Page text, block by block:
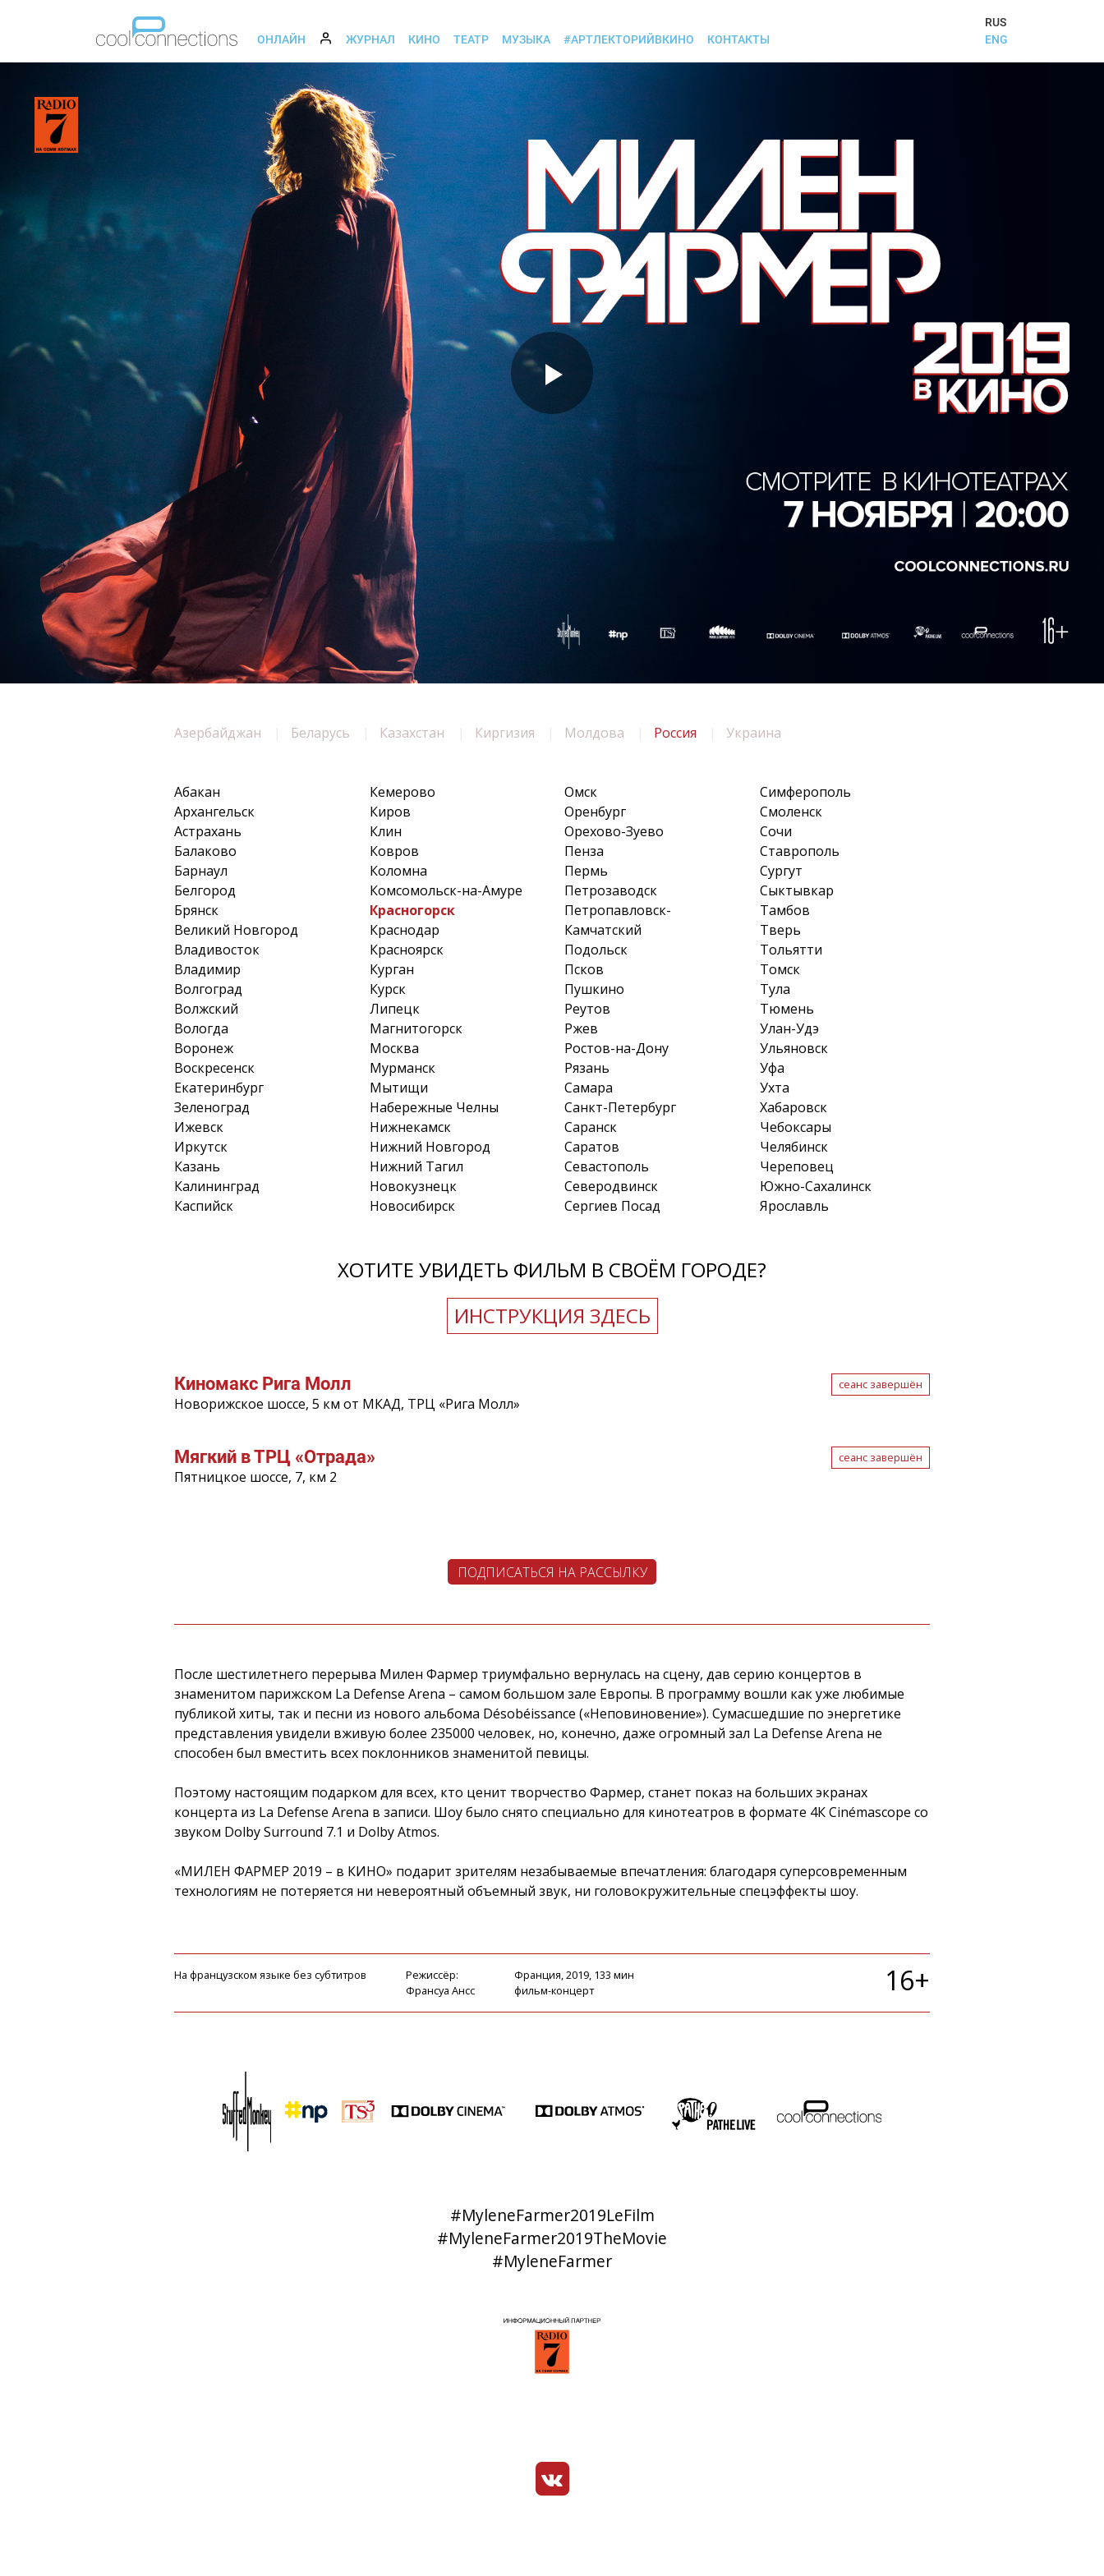
ОНЛАЙН ЖУРНАЛ КИНО ТЕАТР МУЗЫКА #АРТЛЕКТОРИЙВКИНО КОНТАКТЫ
RUS
ENG
Азербайджан Беларусь Казахстан Киргизия Молдова Россия Украина
Абакан
Архангельск
Астрахань
Балаково
Барнаул
Белгород
Брянск
Великий Новгород
Владивосток
Владимир
Волгоград
Волжский
Вологда
Воронеж
Воскресенск
Екатеринбург
Зеленоград
Ижевск
Иркутск
Казань
Калининград
Каспийск
Кемерово
Киров
Клин
Ковров
Коломна
Комсомольск-на-Амуре
Красногорск
Краснодар
Красноярск
Курган
Курск
Липецк
Магнитогорск
Москва
Мурманск
Мытищи
Набережные Челны
Нижнекамск
Нижний Новгород
Нижний Тагил
Новокузнецк
Новосибирск
Омск
Оренбург
Орехово-Зуево
Пенза
Пермь
Петрозаводск
Петропавловск-
Камчатский
Подольск
Псков
Пушкино
Реутов
Ржев
Ростов-на-Дону
Рязань
Самара
Санкт-Петербург
Саранск
Саратов
Севастополь
Северодвинск
Сергиев Посад
Симферополь
Смоленск
Сочи
Ставрополь
Сургут
Сыктывкар
Тамбов
Тверь
Тольятти
Томск
Тула
Тюмень
Улан-Удэ
Ульяновск
Уфа
Ухта
Хабаровск
Чебоксары
Челябинск
Череповец
Южно-Сахалинск
Ярославль
ХОТИТЕ УВИДЕТЬ ФИЛЬМ В СВОЁМ ГОРОДЕ?
ИНСТРУКЦИЯ ЗДЕСЬ
Киномакс Рига Молл
Новорижское шоссе, 5 км от МКАД, ТРЦ «Рига Молл»
сеанс завершён
Мягкий в ТРЦ «Отрада»
Пятницкое шоссе, 7, км 2
сеанс завершён
ПОДПИСАТЬСЯ НА РАССЫЛКУ
После шестилетнего перерыва Милен Фармер триумфально вернулась на сцену, дав серию концертов в
знаменитом парижском La Defense Arena – самом большом зале Европы. В программу вошли как уже любимые
публикой хиты, так и песни из нового альбома Désobéissance («Неповиновение»). Сумасшедшие по энергетике
представления увидели вживую более 235000 человек, но, конечно, даже огромный зал La Defense Arena не
способен был вместить всех поклонников знаменитой певицы.
Поэтому настоящим подарком для всех, кто ценит творчество Фармер, станет показ на больших экранах
концерта из La Defense Arena в записи. Шоу было снято специально для кинотеатров в формате 4К Cinémascope со
звуком Dolby Surround 7.1 и Dolby Atmos.
«МИЛЕН ФАРМЕР 2019 – в КИНО» подарит зрителям незабываемые впечатления: благодаря суперсовременным
технологиям не потеряется ни невероятный объемный звук, ни головокружительные спецэффекты шоу.
На французском языке без субтитров
Режиссёр:
Франсуа Ансс
Франция, 2019, 133 мин
фильм-концерт
16+
#MyleneFarmer2019LeFilm
#MyleneFarmer2019TheMovie
#MyleneFarmer